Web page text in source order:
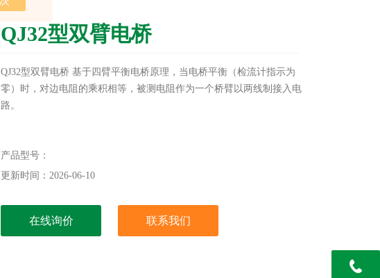
QJ32型双臂电桥
QJ32型双臂电桥 基于四臂平衡电桥原理，当电桥平衡（检流计指示为
零）时，对边电阻的乘积相等，被测电阻作为一个桥臂以两线制接入电
路。
产品型号：
更新时间：2026-06-10
在线询价 联系我们